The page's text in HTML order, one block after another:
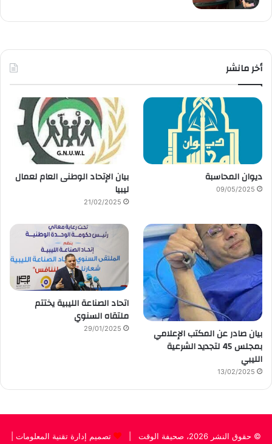
أخر مانشر
ديوان المحاسبة
09/05/2025
بيان الإتحاد الوطنى العام لعمال
ليبيا
21/02/2025
بيان صادر عن المكتب الإعلامي
بمجلس 45 لتجديد الشرعية
الليبي
13/02/2025
اتحاد الصناعة الليبية يختتم
ملتقاه السنوي
29/01/2025
© حقوق النشر 2026، صحيفة الوقت | تصميم إدارة تقنية المعلومات